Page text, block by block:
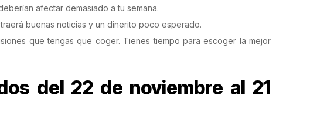
afectar demasiado a tu semana.
buenas noticias y un dinerito poco esperado.
que tengas que coger. Tienes tiempo para escoger la mejor
del 22 de noviembre al 21